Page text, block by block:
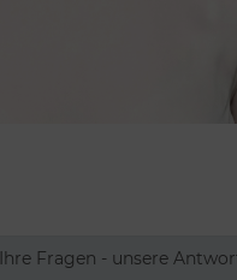
Ihre Fragen - unsere